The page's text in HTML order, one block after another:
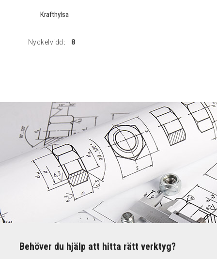
Krafthylsa
Nyckelvidd : 8
Behöver du hjälp att hitta rätt verktyg?